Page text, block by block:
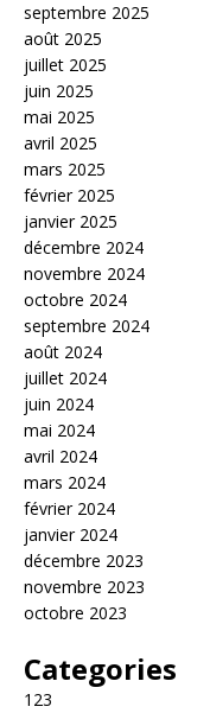
septembre 2025
août 2025
juillet 2025
juin 2025
mai 2025
avril 2025
mars 2025
février 2025
janvier 2025
décembre 2024
novembre 2024
octobre 2024
septembre 2024
août 2024
juillet 2024
juin 2024
mai 2024
avril 2024
mars 2024
février 2024
janvier 2024
décembre 2023
novembre 2023
octobre 2023
Categories
123